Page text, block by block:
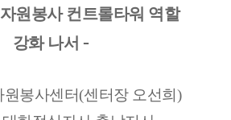
원봉사 컨트롤타워 역할
강화 나서 -
원봉사센터(센터장 오선희)